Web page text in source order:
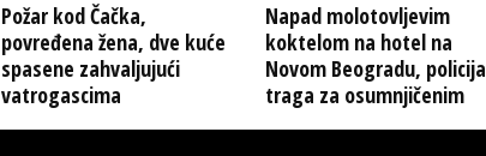
Požar kod Čačka,
povređena žena, dve kuće
spasene zahvaljujući
vatrogascima
Napad molotovljevim
koktelom na hotel na
Novom Beogradu, policija
traga za osumnjičenim